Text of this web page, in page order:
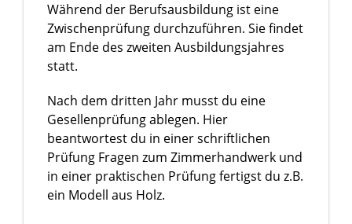
Während der Berufsausbildung ist eine
Zwischenprüfung durchzuführen. Sie findet
am Ende des zweiten Ausbildungsjahres
statt.
Nach dem dritten Jahr musst du eine
Gesellenprüfung ablegen. Hier
beantwortest du in einer schriftlichen
Prüfung Fragen zum Zimmerhandwerk und
in einer praktischen Prüfung fertigst du z.B.
ein Modell aus Holz.